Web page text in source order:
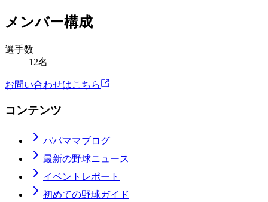
メンバー構成
選手数
12名
お問い合わせはこちら
コンテンツ
パパママブログ
最新の野球ニュース
イベントレポート
初めての野球ガイド